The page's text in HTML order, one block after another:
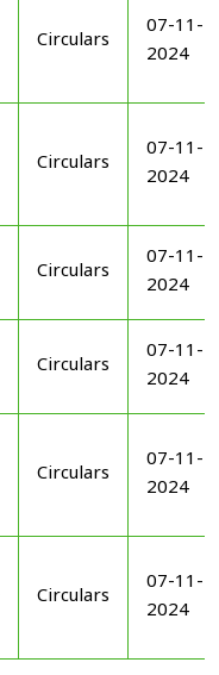
Circulars
07-11-
2024
Circulars
07-11-
2024
Circulars
07-11-
2024
Circulars
07-11-
2024
Circulars
07-11-
2024
Circulars
07-11-
2024